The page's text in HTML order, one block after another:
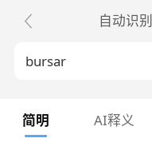
自动识别
简明 AI释义